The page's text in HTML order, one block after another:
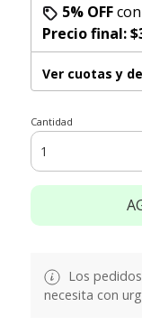
5% OFFcon
Precio final:
Ver cuotas y
Cantidad
Los
necesita con